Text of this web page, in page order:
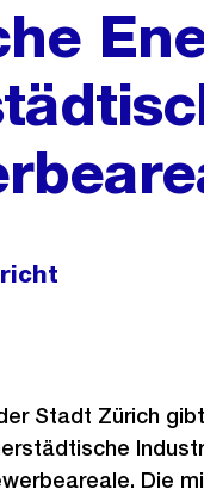
Stadt Zürich
Die